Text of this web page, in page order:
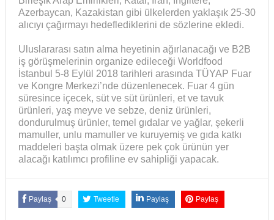
Azerbaycan, Kazakistan gibi ülkelerden yaklaşık 25-30
alıcıyı çağırmayı hedeflediklerini de sözlerine ekledi.
Uluslararası satın alma heyetinin ağırlanacağı ve B2B
iş görüşmelerinin organize edileceği Worldfood
İstanbul 5-8 Eylül 2018 tarihleri arasında TÜYAP Fuar
ve Kongre Merkezi’nde düzenlenecek. Fuar 4 gün
süresince içecek, süt ve süt ürünleri, et ve tavuk
ürünleri, yaş meyve ve sebze, deniz ürünleri,
dondurulmuş ürünler, temel gıdalar ve yağlar, şekerli
mamuller, unlu mamuller ve kuruyemiş ve gıda katkı
maddeleri başta olmak üzere pek çok ürünün yer
alacağı katılımcı profiline ev sahipliği yapacak.
Paylaş 0 Tweetle Paylaş Paylaş